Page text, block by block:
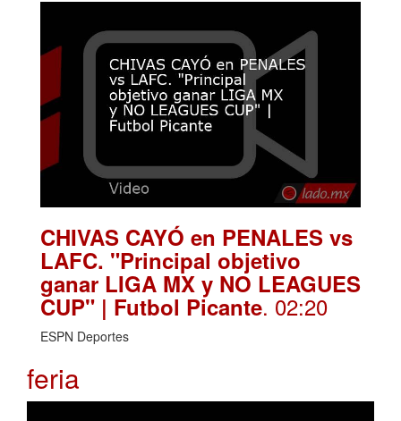
CHIVAS CAYÓ en PENALES vs
LAFC. "Principal objetivo
ganar LIGA MX y NO LEAGUES
CUP" | Futbol Picante. 02:20
ESPN Deportes
feria